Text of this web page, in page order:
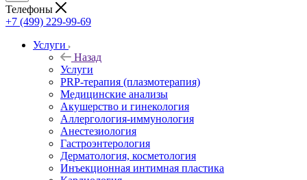
Телефоны
+7 (499) 229-99-69
Услуги
Назад
Услуги
PRP-терапия (плазмотерапия)
Медицинские анализы
Акушерство и гинекология
Аллергология-иммунология
Анестезиология
Гастроэнтерология
Дерматология, косметология
Инъекционная интимная пластика